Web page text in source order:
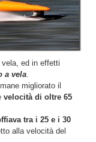
vela, ed in effetti
a vela.
migliorato il
velocità di oltre 65
tra i 25 e i 30
alla velocità del